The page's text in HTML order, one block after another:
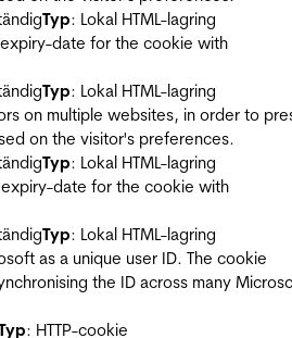
Typ: Lokal HTML-lagring
date for the cookie with
Typ: Lokal HTML-lagring
on multiple websites, in order to
on the visitor's preferences.
Typ: Lokal HTML-lagring
date for the cookie with
Typ: Lokal HTML-lagring
as a unique user ID. The cookie
the ID across many
: HTTP-cookie